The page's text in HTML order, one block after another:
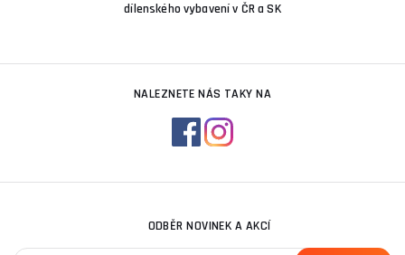
dílenského vybavení v ČR a SK
NALEZNETE NÁS TAKY NA
ODBĚR NOVINEK A AKCÍ